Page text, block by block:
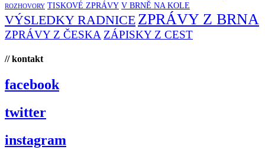
ROZHOVORY TISKOVÉ ZPRÁVY V BRNĚ NA KOLE
VÝSLEDKY RADNICE ZPRÁVY Z BRNA
ZPRÁVY Z ČESKA ZÁPISKY Z CEST
// kontakt
facebook
twitter
instagram